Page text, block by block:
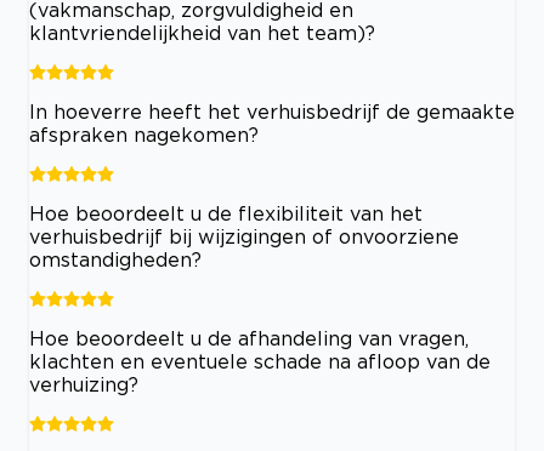
(vakmanschap, zorgvuldigheid en
klantvriendelijkheid van het team)?
In hoeverre heeft het verhuisbedrijf de gemaakte
afspraken nagekomen?
Hoe beoordeelt u de flexibiliteit van het
verhuisbedrijf bij wijzigingen of onvoorziene
omstandigheden?
Hoe beoordeelt u de afhandeling van vragen,
klachten en eventuele schade na afloop van de
verhuizing?